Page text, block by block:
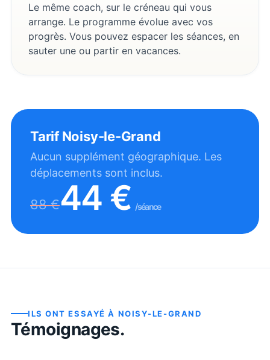
Le même coach, sur le créneau qui vous
arrange. Le programme évolue avec vos
progrès. Vous pouvez espacer les séances, en
sauter une ou partir en vacances.
TarifNoisy-le-Grand
Aucun supplément géographique. Les
déplacements sont inclus.
88€44 € /séance
ILS ONT ESSAYÉ À NOISY-LE-GRAND
Témoignages.